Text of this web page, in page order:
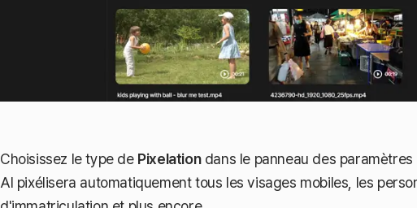
Choisissez le type de Pixelationdans le panneau des paramètres
AI pixélisera automatiquement tous les visages mobiles, les